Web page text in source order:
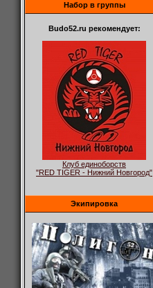
Набор в группы
Budo52.ru рекомендует:
Клуб единоборств
"RED TIGER - Нижний Новгород"
Экипировка